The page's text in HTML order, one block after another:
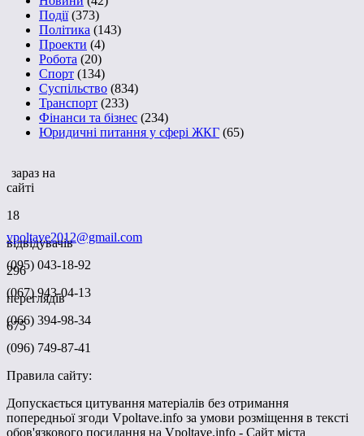
Події(373)
Політика (143)
Проекти (4)
Робота (20)
Спорт (134)
Суспільство (834)
Транспорт (233)
Фінанси та бізнес (234)
Юридичні питання у сфері ЖКГ (65)
зараз на
сайті
18
відвідувачів
296
переглядів
675
vpoltave2012@gmail.com
(095) 043-18-92
(067) 943-04-13
(066) 394-98-34
(096) 749-87-41
Правила сайту:
Допускається цитування матеріалів без отримання
попередньої згоди Vpoltave.info за умови розміщення в тексті
обов'язкового посилання на Vpoltave.info - Сайт міста